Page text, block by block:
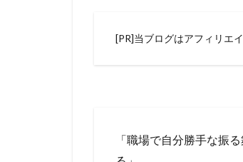
[PR]当ブログはアフィリエ
「職場で自分勝手な振